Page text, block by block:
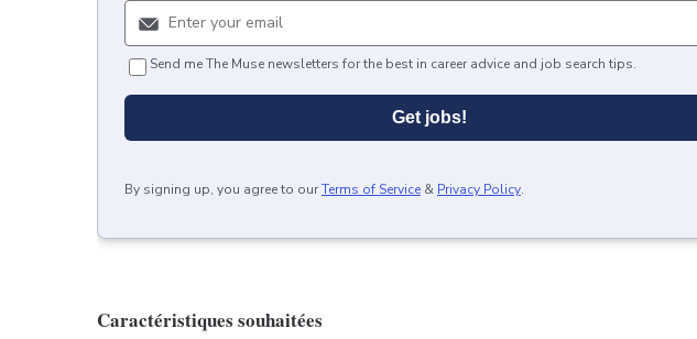
Send me The Muse newsletters for the best in career advice and job search tips.
Get jobs!
By signing up, you agree to ourTerms of Service & Privacy Policy.
Caractéristiques souhaitées